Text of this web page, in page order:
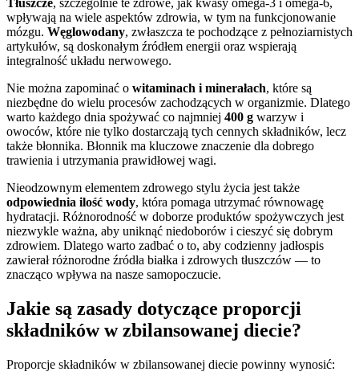
Tłuszcze, szczególnie te zdrowe, jak kwasy omega-3 i omega-6,
wpływają na wiele aspektów zdrowia, w tym na funkcjonowanie
mózgu. Węglowodany, zwłaszcza te pochodzące z pełnoziarnistych
artykułów, są doskonałym źródłem energii oraz wspierają
integralność układu nerwowego.
Nie można zapominać o witaminach i minerałach, które są
niezbędne do wielu procesów zachodzących w organizmie. Dlatego
warto każdego dnia spożywać co najmniej 400 g warzyw i
owoców, które nie tylko dostarczają tych cennych składników, lecz
także błonnika. Błonnik ma kluczowe znaczenie dla dobrego
trawienia i utrzymania prawidłowej wagi.
Nieodzownym elementem zdrowego stylu życia jest także
odpowiednia ilość wody, która pomaga utrzymać równowagę
hydratacji. Różnorodność w doborze produktów spożywczych jest
niezwykle ważna, aby uniknąć niedoborów i cieszyć się dobrym
zdrowiem. Dlatego warto zadbać o to, aby codzienny jadłospis
zawierał różnorodne źródła białka i zdrowych tłuszczów — to
znacząco wpływa na nasze samopoczucie.
Jakie są zasady dotyczące proporcji
składników w zbilansowanej diecie?
Proporcje składników w zbilansowanej diecie powinny wynosić: